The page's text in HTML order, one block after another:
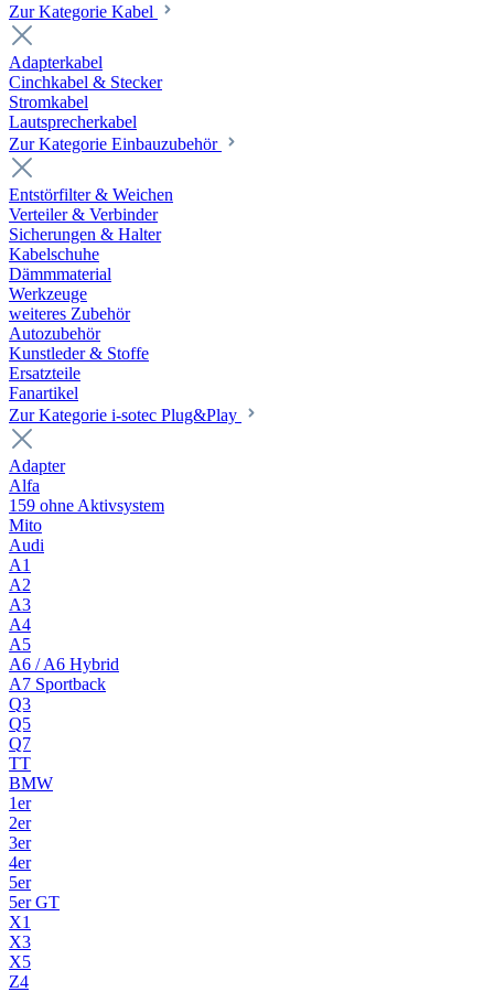
Zur Kategorie Kabel
Adapterkabel
Cinchkabel & Stecker
Stromkabel
Lautsprecherkabel
Zur Kategorie Einbauzubehör
Entstörfilter & Weichen
Verteiler & Verbinder
Sicherungen & Halter
Kabelschuhe
Dämmmaterial
Werkzeuge
weiteres Zubehör
Autozubehör
Kunstleder & Stoffe
Ersatzteile
Fanartikel
Zur Kategorie i-sotec Plug&Play
Adapter
Alfa
159 ohne Aktivsystem
Mito
Audi
A1
A2
A3
A4
A5
A6 / A6 Hybrid
A7 Sportback
Q3
Q5
Q7
TT
BMW
1er
2er
3er
4er
5er
5er GT
X1
X3
X5
Z4